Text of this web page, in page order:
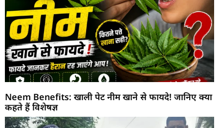
Neem Benefits: खाली पेट नीम खाने से फायदे! जानिए क्या
कहते हैं विशेषज्ञ